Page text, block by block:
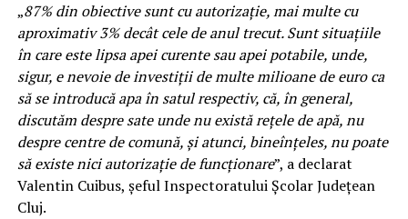
„87% din obiective sunt cu autorizație, mai multe cu
aproximativ 3% decât cele de anul trecut. Sunt situațiile
în care este lipsa apei curente sau apei potabile, unde,
sigur, e nevoie de investiții de multe milioane de euro ca
să se introducă apa în satul respectiv, că, în general,
discutăm despre sate unde nu există rețele de apă, nu
despre centre de comună, și atunci, bineînțeles, nu poate
să existe nici autorizație de funcționare”, a declarat
Valentin Cuibus, șeful Inspectoratului Școlar Județean
Cluj.